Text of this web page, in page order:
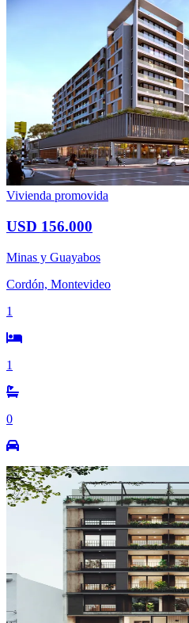
Vivienda promovida
USD 156.000
Minas y Guayabos
Cordón, Montevideo
1
1
0